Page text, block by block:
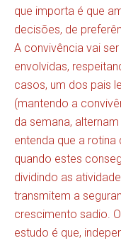
que importa é que
decisões, de
A convivência vai
envolvidas,
casos, um dos pais
(mantendo a
da semana,
entenda que a
quando estes
dividindo as
transmitem a
crescimento sadio.
estudo é que,